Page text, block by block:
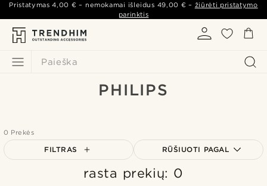
Paieška
Pristatymas4,00 € – nemokamai išleidus 49,00 € – žiūrėti pristatymo
parinktis
PHILIPS
0 Prekės
FILTRAS RŪŠIUOTI PAGAL
Populiariausias
rasta prekių: 0